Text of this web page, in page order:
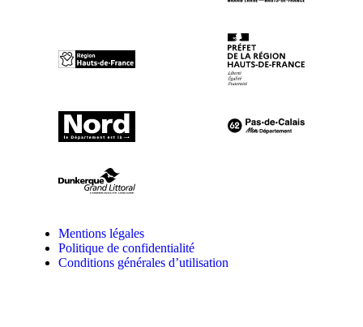
Mentions légales
Politique de confidentialité
Conditions générales d’utilisation